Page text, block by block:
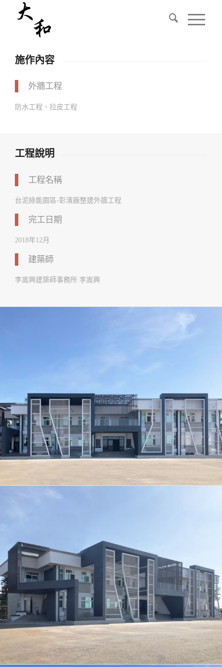
施作內容
外牆工程
防水工程、拉皮工程
工程說明
工程名稱
台泥綠能園區-彰濱廠整建外牆工程
完工日期
2018年12月
建築師
李嵩興建築師事務所 李嵩興